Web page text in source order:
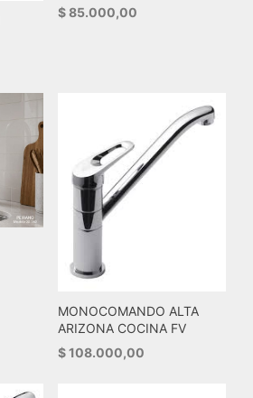
$85.000,00
MONOCOMANDO ALTA
ARIZONA COCINA FV
$108.000,00